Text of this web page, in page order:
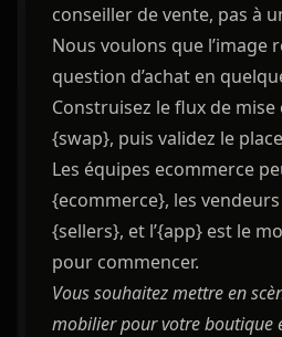
conseiller de vente, pas à
Nous voulons que l’image
question d’achat en
Construisez le flux de mise
{swap}, puis validez le
Les équipes ecommerce
{ecommerce}, les
{sellers}, et l’{app} est le
pour commencer.
Vous souhaitez mettre en
mobilier pour votre boutique